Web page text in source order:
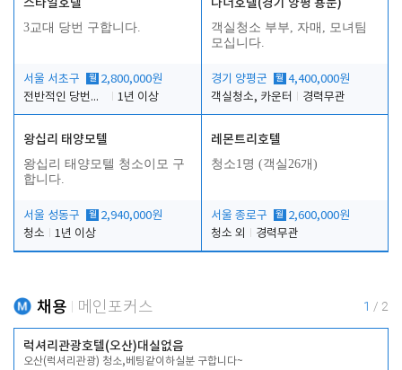
스타일호텔
3교대 당번 구합니다.
서울 서초구 월 2,800,000원
전반적인 당번업무
1년 이상
나더호텔(경기 양평 용문)
객실청소 부부, 자매, 모녀팀
모십니다.
경기 양평군 월 4,400,000원
객실청소, 카운터
경력무관
왕십리 태양모텔
왕십리 태양모텔 청소이모 구
합니다.
서울 성동구 월 2,940,000원
청소
1년 이상
레몬트리호텔
청소1명 (객실26개)
서울 종로구 월 2,600,000원
청소 외
경력무관
채용 메인포커스 1 / 2
럭셔리관광호텔(오산)대실없음
오산(럭셔리관광) 청소,베팅같이하실분 구합니다~